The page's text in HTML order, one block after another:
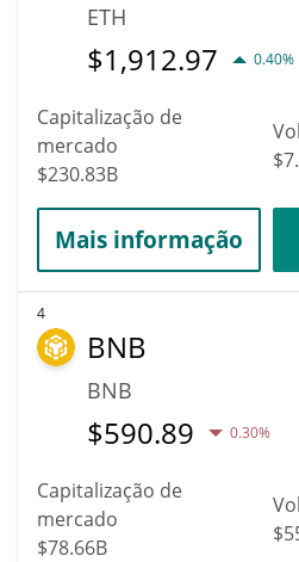
ETH
$1,912.97 0.40%
Capitalização de
mercado
$230.83B
Mais informação
4
BNB
BNB
$590.89 0.30%
Capitalização de
mercado
$78.66B